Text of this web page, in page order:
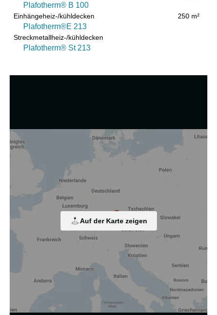
Plafotherm® B 100
Einhängeheiz-/kühldecken
Plafotherm®E 213
250 m²
Streckmetallheiz-/kühldecken
Plafotherm® St 213
Auf der Karte zeigen
Wir nutzen Cookies und andere Technologien.
Diese Website nutzt Cookies und vergleichbare Funktionen
zur Verarbeitung von Endgeräteinformationen und
Einbindung von Inhalten, externen Diensten und Elementen
Dritter, der statistischen Analyse/Messung, der
personalisierten Werbung sowie der Einbindung sozialer
Medien. Je nach Funktion werden dabei Daten an Dritte
weitergegeben und an Dritte in Ländern, in denen kein
angemessenes Datenschutzniveau vorliegt und von diesen
verarbeitet wird, z. B. die USA. Ihre Einwilligung ist stets
freiwillig, für die Nutzung unserer Website nicht erforderlich
und kann jederzeit auf unserer Seite abgelehnt oder
Zustimmung ändern